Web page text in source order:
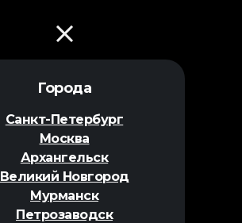
Города
Санкт-Петербург
Москва
Архангельск
Великий Новгород
Мурманск
Петрозаводск